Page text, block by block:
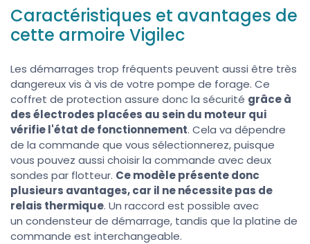
Caractéristiques et avantages de
cette armoire Vigilec
Les démarrages trop fréquents peuvent aussi être très
dangereux vis à vis de votre pompe de forage. Ce
coffret de protection assure donc la sécurité grâce à
des électrodes placées au sein du moteur qui
vérifie l'état de fonctionnement. Cela va dépendre
de la commande que vous sélectionnerez, puisque
vous pouvez aussi choisir la commande avec deux
sondes par flotteur. Ce modèle présente donc
plusieurs avantages, car il ne nécessite pas de
relais thermique. Un raccord est possible avec
un condensteurde démarrage, tandis que la platine de
commande est interchangeable.